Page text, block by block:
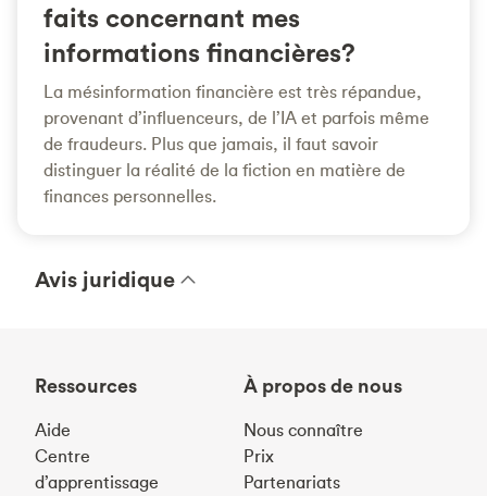
faits concernant mes
informations financières?
La mésinformation financière est très répandue,
provenant d’influenceurs, de l’IA et parfois même
de fraudeurs. Plus que jamais, il faut savoir
distinguer la réalité de la fiction en matière de
finances personnelles.
Avis juridique
Ressources
Aide
Centre
d’apprentissage
À propos de nous
Nous connaître
Prix
Partenariats